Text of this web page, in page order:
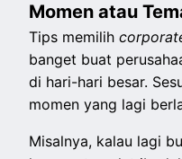
Momen atau
Tips memilih
banget buat
di hari-hari besar.
momen yang lagi
Misalnya, kalau lagi